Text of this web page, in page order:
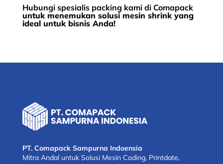
Hubungi spesialis packing kami di Comapack
untuk menemukan solusi mesin shrink yang
ideal untuk bisnis Anda!
PT. Comapack Sampurna Indoensia
Mitra Andal untuk Solusi Mesin Coding, Printdate,